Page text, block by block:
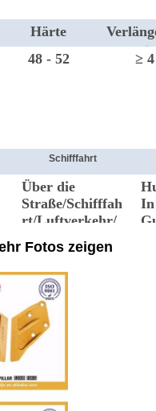
Härte
g
48 - 52 ≥ 4
Schifffahrt
Über die
Straße/Schifffah
rt/Luftverkehr/
DHL/FedEx
In
Fotos zeigen